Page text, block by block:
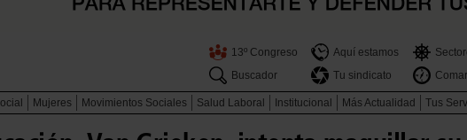
13º Congreso Aquí estamos
Buscador
Tu sindicato
Mujeres Movimientos Sociales Salud Laboral Institucional Más Actualidad Tus